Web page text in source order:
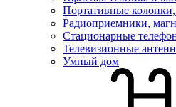
Портативные
Радиоприемники,
Стационарные
Телевизионные
Умный дом